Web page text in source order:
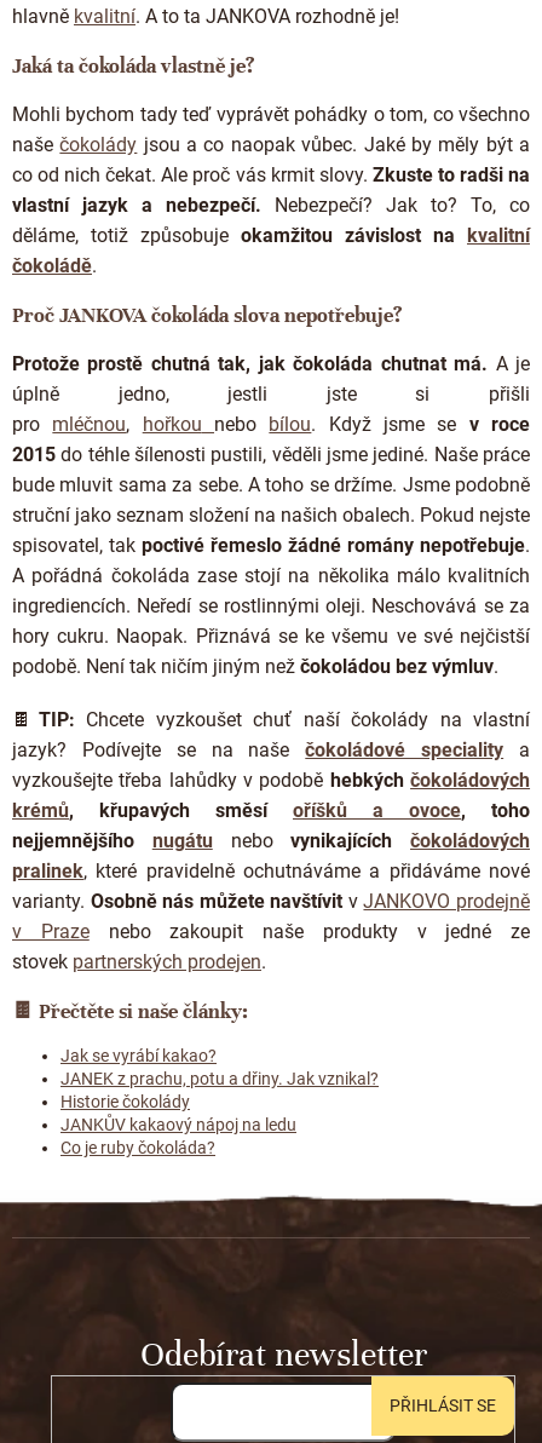
u
hlavně kvalitní. A to ta JANKOVA rozhodně je!
Jaká ta čokoláda vlastně je?
Mohli bychom tady teď vyprávět pohádky o tom, co všechno
naše čokolády jsou a co naopak vůbec. Jaké by měly být a
co od nich čekat. Ale proč vás krmit slovy. Zkuste to radši na
vlastní jazyk a nebezpečí.
Nebezpečí? Jak to? To, co
děláme, totiž způsobuje okamžitou závislost na
kvalitní
čokoládě.
Proč JANKOVA čokoláda slova nepotřebuje?
Protože prostě chutná tak, jak čokoláda chutnat má. A je
úplně jedno, jestli jste si přišli
pro mléčnou, hořkou nebo bílou. Když jsme se v roce
2015 do téhle šílenosti pustili, věděli jsme jediné. Naše práce
bude mluvit sama za sebe. A toho se držíme. Jsme podobně
struční jako seznam složení na našich obalech. Pokud nejste
spisovatel, tak poctivé řemeslo žádné romány nepotřebuje.
A pořádná čokoláda zase stojí na několika málo kvalitních
ingrediencích. Neředí se rostlinnými oleji. Neschovává se za
hory cukru. Naopak. Přiznává se ke všemu ve své nejčistší
podobě. Není tak ničím jiným než čokoládou bez výmluv.
🍫 TIP: Chcete vyzkoušet chuť naší čokolády na vlastní
jazyk? Podívejte se na naše
čokoládové speciality a
vyzkoušejte třeba lahůdky v podobě hebkých čokoládových
krémů, křupavých směsí oříšků a ovoce, toho
nejjemnějšího nugátunebo vynikajících čokoládových
pralinek, které pravidelně ochutnáváme a přidáváme nové
varianty. Osobně nás můžete navštívit v JANKOVO prodejně
v Praze
nebo zakoupit naše produkty v jedné ze
stovek partnerských prodejen.
🍫 Přečtěte si naše články:
Jak se vyrábí kakao?
JANEK z prachu, potu a dřiny. Jak vznikal?
Historie čokolády
JANKŮV kakaový nápoj na ledu
Co je ruby čokoláda?
Z
Odebírat newsletter
PŘIHLÁSIT SE